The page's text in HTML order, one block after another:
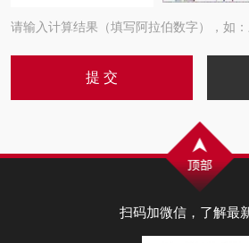
请输入计算结果（填写阿拉伯数字），如
扫码加微信，了解最